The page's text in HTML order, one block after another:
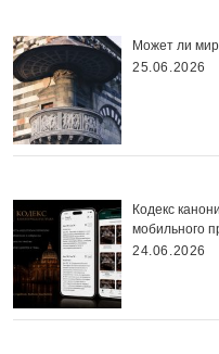
Может ли
25.06.2026
Кодекс
мобильного
24.06.2026